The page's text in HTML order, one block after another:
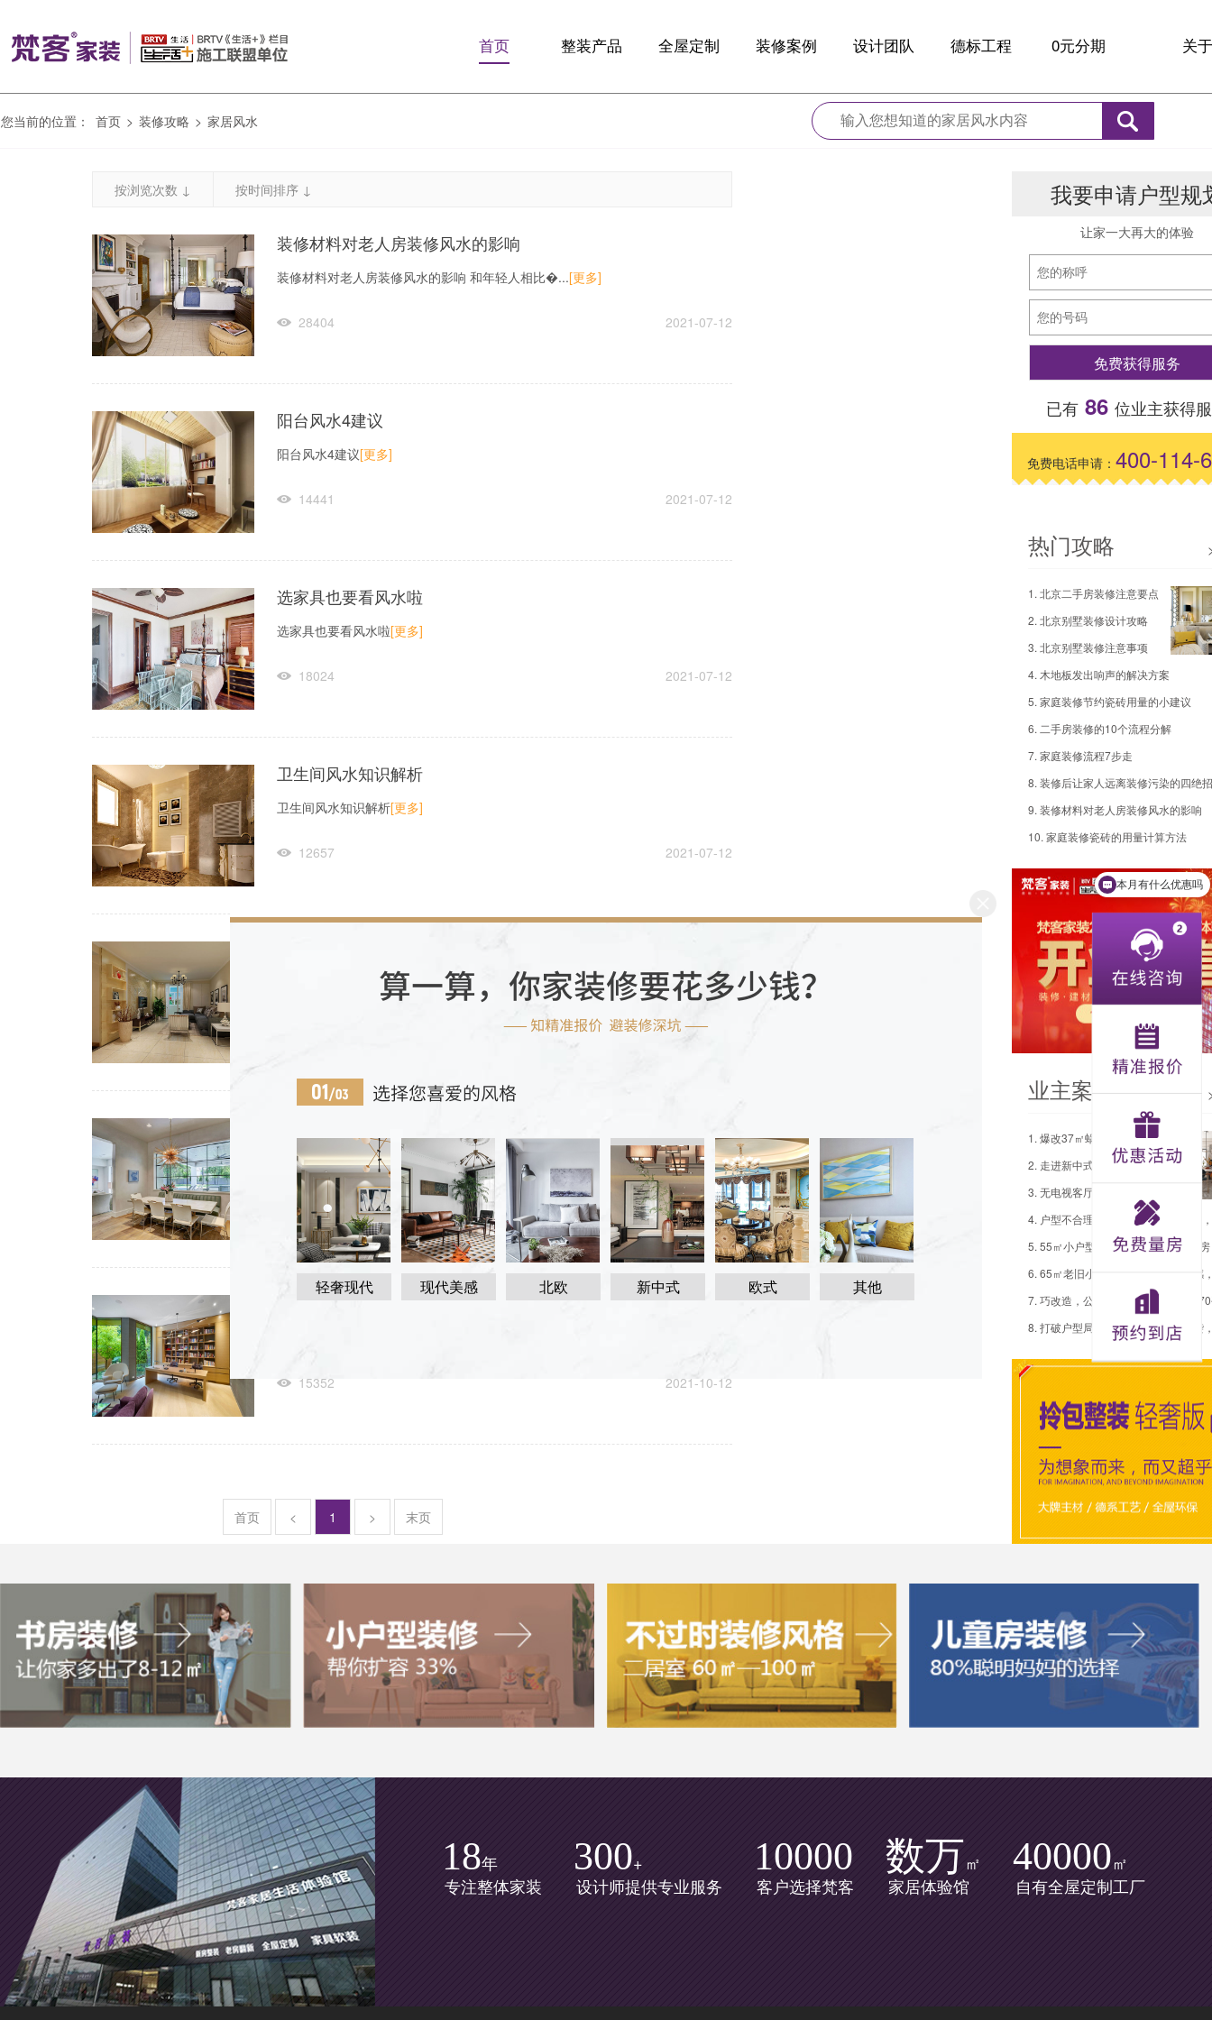
首页 整装产品 全屋定制 装修案例
精品案例
设计团队
大咖设计师
德标工程
全球材料
0元分期 关
10
家
您当前的位置： 首页 > 装修攻略 > 家居风水
按浏览次数 ↓ 按时间排序 ↓
装修材料对老人房装修风水的影响
装修材料对老人房装修风水的影响 和年轻人相比�...[更多]
28404 2021-07-12
阳台风水4建议
阳台风水4建议[更多]
14441 2021-07-12
选家具也要看风水啦
选家具也要看风水啦[更多]
18024 2021-07-12
卫生间风水知识解析
卫生间风水知识解析[更多]
12657 2021-07-12
打造客厅装修好风水[更多]
2021-07-12
北京市装修设计公司：室内装修风水布局原则
自古以来，我国对于风水就比较讲究。同样，在�...
14194 2021-10-12
北京婚房装饰装修的风水禁忌
15352 2021-10-12
首页 < 1 > 末页
我要申请户型规
让家一大再大的体验
免费获得服务
已有 86 位业主获得
免费电话申请： 400-114-
热门攻略
1. 北京二手房装修注意要点
2. 北京别墅装修设计攻略
3. 北京别墅装修注意事项
4. 木地板发出响声的解决方案
5. 家庭装修节约瓷砖用量的小建议
6. 二手房装修的10个流程分解
7. 家庭装修流程7步走
8. 装修后让家人远离装修污染的四绝招
9. 装修材料对老人房装修风水的影响
10. 家庭装修瓷砖的用量计算方法
业主案例
1. 爆改37㎡蜗居房，告别老破小，摩登轻奢风至上，空间利用率翻倍
2. 走进新中式的家，享受恬静安逸的舒适生活
5. 55㎡小户型也能拥有衣帽间+大书房
18年
专注整体家装
300+
设计师提供专业服务
10000
客户选择梵客
数万㎡
家居体验馆
40000㎡
自有全屋定制工厂
轻奢现代 现代美感 北欧 新中式 欧式 其他
本月有什么优惠吗